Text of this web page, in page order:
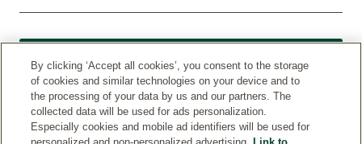
By clicking ‘Accept all cookies’, you consent to the storage
of cookies and similar technologies on your device and to
the processing of your data by us and our partners. The
collected data will be used for ads personalization.
Especially cookies and mobile ad identifiers will be used for